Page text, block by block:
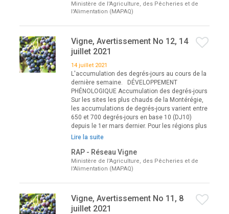
Ministère de l'Agriculture, des Pêcheries et de
l'Alimentation (MAPAQ)
Vigne, Avertissement No 12, 14
juillet 2021
14 juillet 2021
L'accumulation des degrés-jours au cours de la
dernière semaine. DÉVELOPPEMENT
PHÉNOLOGIQUE Accumulation des degrés-jours
Sur les sites les plus chauds de la Montérégie,
les accumulations de degrés-jours varient entre
650 et 700 degrés-jours en base 10 (DJ10)
depuis le 1er mars dernier. Pour les régions plus
Lire la suite
RAP - Réseau Vigne
Ministère de l'Agriculture, des Pêcheries et de
l'Alimentation (MAPAQ)
Vigne, Avertissement No 11, 8
juillet 2021